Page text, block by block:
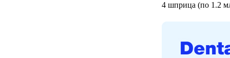
4 шприца (по 1.2